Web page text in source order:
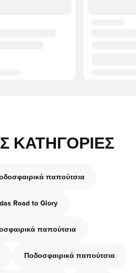
ΚΑΤΗΓΟΡΊΕΣ
παπούτσια
Road to Glory
παπούτσια
Ποδοσφαιρικά παπούτσια